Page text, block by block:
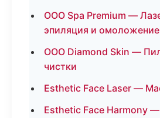
ООО Spa Premium —
эпиляция и омоложение
ООО Diamond Skin —
чистки
Esthetic Face Laser —
Esthetic Face Harmony —